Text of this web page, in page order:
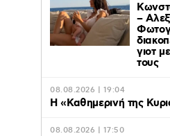
–
γιοτ
τους
08.08.2026 | 19:04
H «Καθημερινή της
08.08.2026 | 17:50